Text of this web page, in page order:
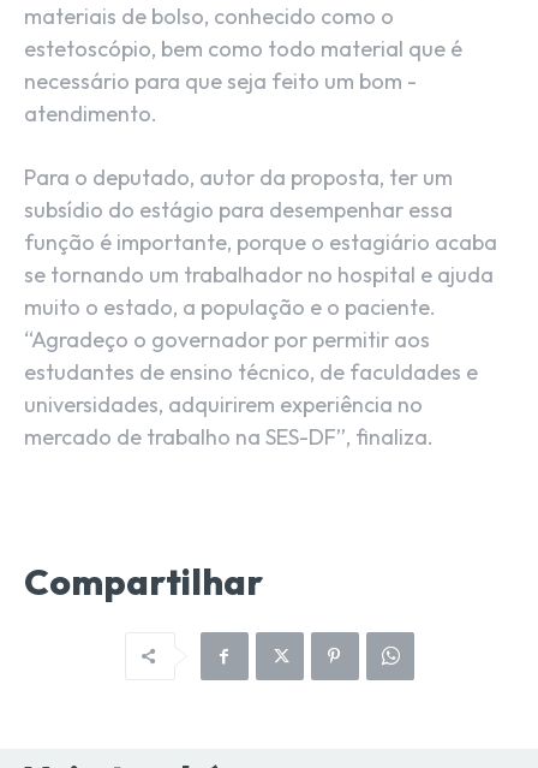
materiais de bolso, conhecido como o
estetoscópio, bem como todo material que é
necessário para que seja feito um bom -
atendimento.
Para o deputado, autor da proposta, ter um
subsídio do estágio para desempenhar essa
função é importante, porque o estagiário acaba
se tornando um trabalhador no hospital e ajuda
muito o estado, a população e o paciente.
“Agradeço o governador por permitir aos
estudantes de ensino técnico, de faculdades e
universidades, adquirirem experiência no
mercado de trabalho na SES-DF”, finaliza.
Compartilhar